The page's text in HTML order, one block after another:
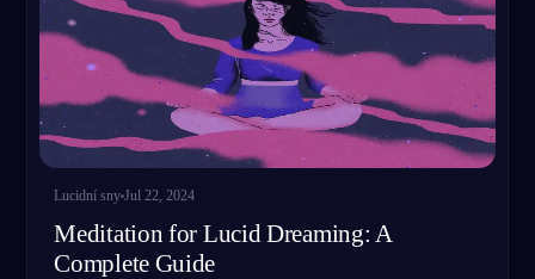
Lucidní sny Jul 22, 2024
Meditation for Lucid Dreaming: A
Complete Guide